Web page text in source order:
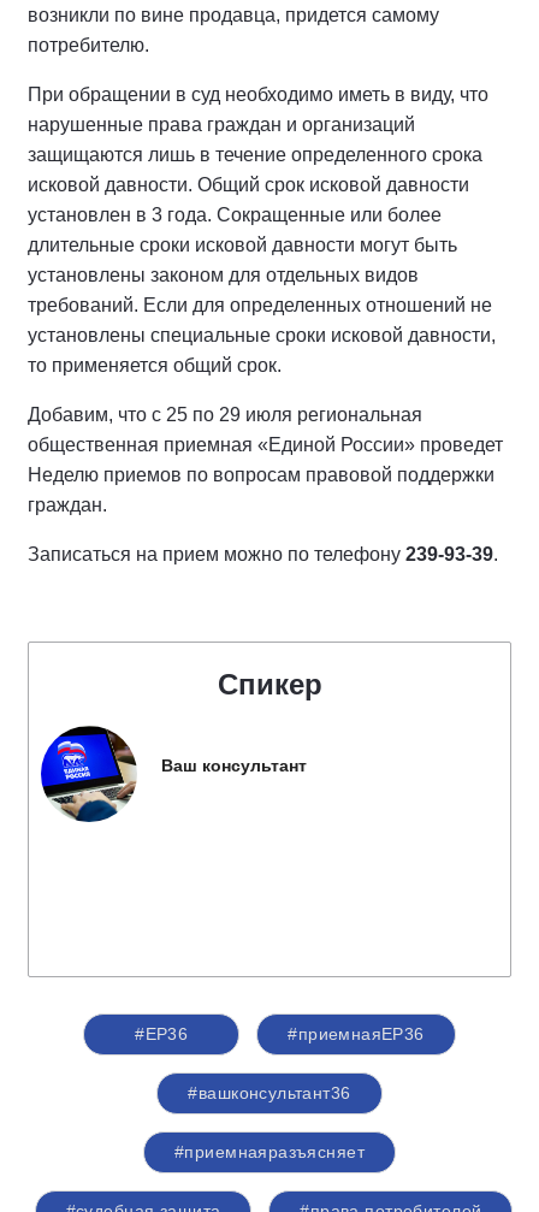
возникли по вине продавца, придется самому
потребителю.
При обращении в суд необходимо иметь в виду, что
нарушенные права граждан и организаций
защищаются лишь в течение определенного срока
исковой давности. Общий срок исковой давности
установлен в 3 года. Сокращенные или более
длительные сроки исковой давности могут быть
установлены законом для отдельных видов
требований. Если для определенных отношений не
установлены специальные сроки исковой давности,
то применяется общий срок.
Добавим, что с 25 по 29 июля региональная
общественная приемная «Единой России» проведет
Неделю приемов по вопросам правовой поддержки
граждан.
Записаться на прием можно по телефону 239-93-39.
Спикер
Ваш консультант
#ЕР36 #приемнаяЕР36
#вашконсультант36
#приемнаяразъясняет